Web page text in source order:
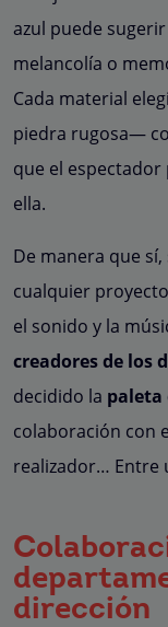
azul puede
melancolía o
Cada material
piedra rugosa—
que el
ella.
De manera que
cualquier
el sonido y la
creadores de los
decidido la paleta
colaboración con
realizador… Entre
dirección